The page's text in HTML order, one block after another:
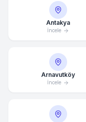
Antakya
İncele
Arnavutköy
İncele